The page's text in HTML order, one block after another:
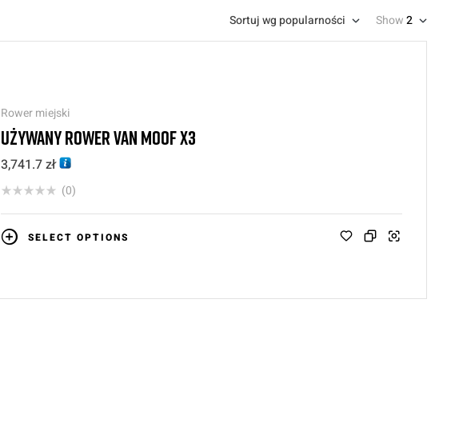
Sortuj wg popularności Show2
Rower miejski
UŻYWANY ROWER VAN MOOF X3
3,741.7zł
(0)
SELECT OPTIONS